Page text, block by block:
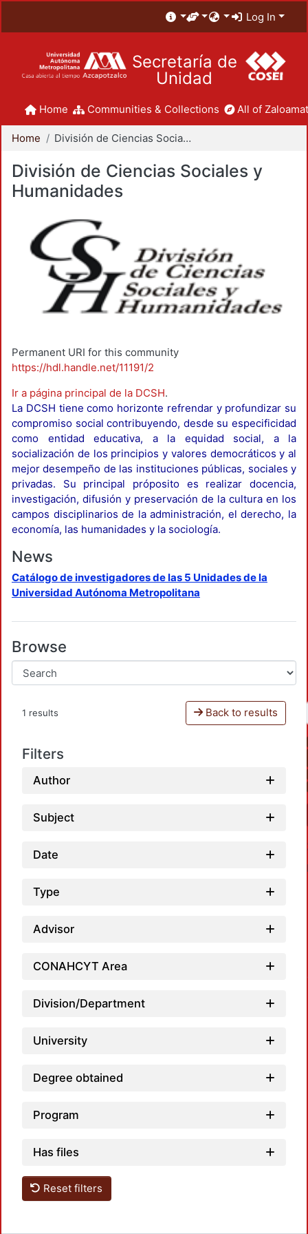
Log In
Secretaría de
Unidad
Home Communities & Collections All of
Home División de Ciencias Sociales y Humanidades
División de Ciencias Sociales y
Humanidades
Permanent URI for this community
https://hdl.handle.net/11191/2
Ir a página principal de la DCSH.
La DCSH tiene como horizonte refrendar y profundizar su
compromiso social contribuyendo, desde su especificidad
como entidad educativa, a la equidad social, a la
socialización de los principios y valores democráticos y al
mejor desempeño de las instituciones públicas, sociales y
privadas. Su principal próposito es realizar docencia,
investigación, difusión y preservación de la cultura en los
campos disciplinarios de la administración, el derecho, la
economía, las humanidades y la sociología.
News
Catálogo de investigadores de las 5 Unidades de la
Universidad Autónoma Metropolitana
Browse
1 results Back to results
Filters
Author
Subject
Date
Type
Advisor
CONAHCYT Area
Division/Department
University
Degree obtained
Program
Has files
Reset filters